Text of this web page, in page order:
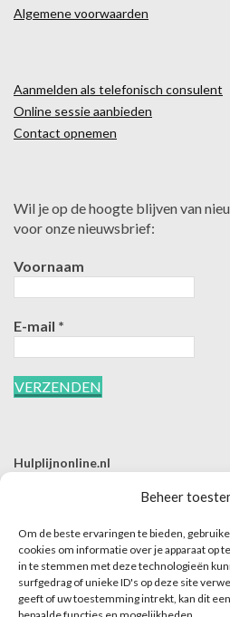
Beheer
Om de beste ervaringen te bieden,
cookies om informatie over je apparaat op
in te stemmen met deze technologieën
surfgedrag of unieke ID's op deze site
geeft of uw toestemming intrekt, kan dit
Algemene voorwaarden
Aanmelden als telefonisch consulent
Online sessie aanbieden
Contact opnemen
Wil je op de hoogte blijven van
voor onze nieuwsbrief:
Voornaam
E-mail *
Hulplijnonline.nl
E | info@hulplijnonline.nl
Contactformulier
Over Hulplijnonline.nl
Het team van Hulplijnonline.nl